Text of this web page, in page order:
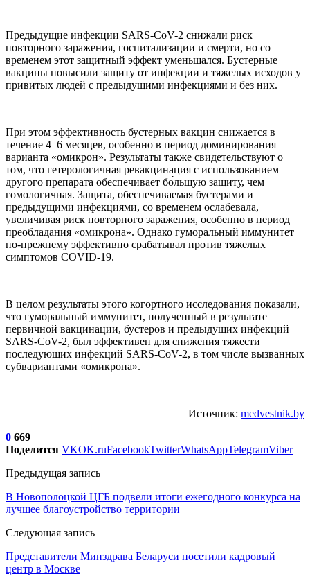
Предыдущие инфекции SARS-CoV-2 снижали риск
повторного заражения, госпитализации и смерти, но со
временем этот защитный эффект уменьшался. Бустерные
вакцины повысили защиту от инфекции и тяжелых исходов у
привитых людей с предыдущими инфекциями и без них.
При этом эффективность бустерных вакцин снижается в
течение 4–6 месяцев, особенно в период доминирования
варианта «омикрон». Результаты также свидетельствуют о
том, что гетерологичная ревакцинация с использованием
другого препарата обеспечивает бо́льшую защиту, чем
гомологичная. Защита, обеспечиваемая бустерами и
предыдущими инфекциями, со временем ослабевала,
увеличивая риск повторного заражения, особенно в период
преобладания «омикрона». Однако гуморальный иммунитет
по-прежнему эффективно срабатывал против тяжелых
симптомов COVID-19.
В целом результаты этого когортного исследования показали,
что гуморальный иммунитет, полученный в результате
первичной вакцинации, бустеров и предыдущих инфекций
SARS-CoV-2, был эффективен для снижения тяжести
последующих инфекций SARS-CoV-2, в том числе вызванных
субвариантами «омикрона».
Источник: medvestnik.by
0 669
Поделится VKOK.ruFacebookTwitterWhatsAppTelegramViber
Предыдущая запись
В Новополоцкой ЦГБ подвели итоги ежегодного конкурса на
лучшее благоустройство территории
Следующая запись
Представители Минздрава Беларуси посетили кадровый
центр в Москве